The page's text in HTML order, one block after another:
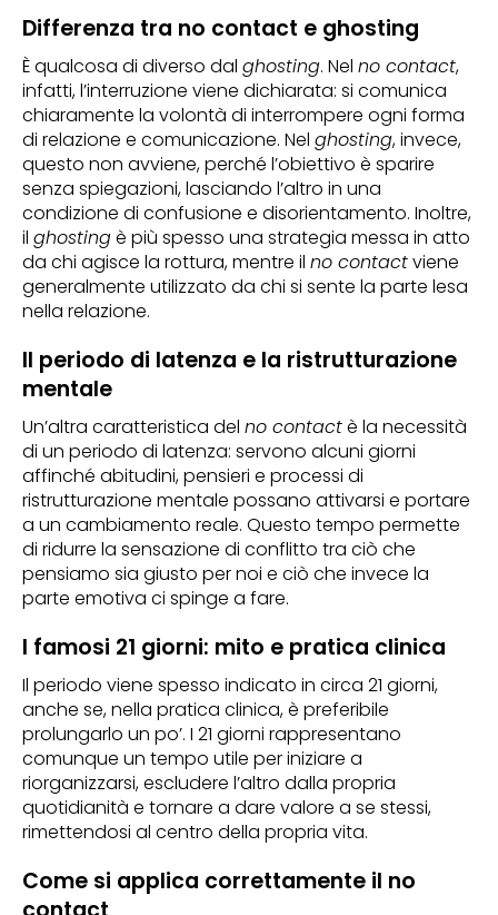
Differenza tra no contact e ghosting
È qualcosa di diverso dal ghosting. Nel no contact,
infatti, l’interruzione viene dichiarata: si comunica
chiaramente la volontà di interrompere ogni forma
di relazione e comunicazione. Nel ghosting, invece,
questo non avviene, perché l’obiettivo è sparire
senza spiegazioni, lasciando l’altro in una
condizione di confusione e disorientamento. Inoltre,
il ghostingè più spesso una strategia messa in atto
da chi agisce la rottura, mentre il no contactviene
generalmente utilizzato da chi si sente la parte lesa
nella relazione.
Il periodo di latenza e la ristrutturazione
mentale
Un’altra caratteristica del no contactè la necessità
di un periodo di latenza: servono alcuni giorni
affinché abitudini, pensieri e processi di
ristrutturazione mentale possano attivarsi e portare
a un cambiamento reale. Questo tempo permette
di ridurre la sensazione di conflitto tra ciò che
pensiamo sia giusto per noi e ciò che invece la
parte emotiva ci spinge a fare.
I famosi 21 giorni: mito e pratica clinica
Il periodo viene spesso indicato in circa 21 giorni,
anche se, nella pratica clinica, è preferibile
prolungarlo un po’. I 21 giorni rappresentano
comunque un tempo utile per iniziare a
riorganizzarsi, escludere l’altro dalla propria
quotidianità e tornare a dare valore a se stessi,
rimettendosi al centro della propria vita.
Come si applica correttamente il no